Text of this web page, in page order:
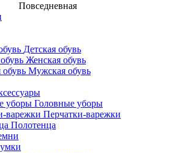
Повседневная
Детская обувь
Женская обувь
Мужская обувь
Головные уборы
Перчатки-варежки
Полотенца